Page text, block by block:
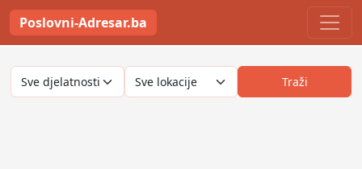
Poslovni-Adresar.ba
Traži